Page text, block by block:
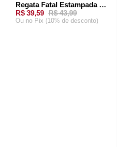
-10%Regata Fatal Estampada Preta
R$ 39,59 R$ 43,99
Ou no Pix (10% de desconto)